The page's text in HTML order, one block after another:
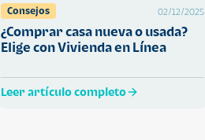
Consejos 02/12/2025
¿Comprar casa nueva o usada?
Elige con Vivienda en Línea
Leer artículo completo